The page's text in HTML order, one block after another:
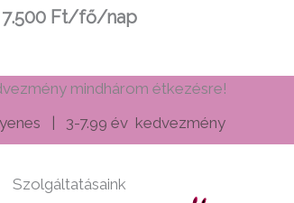
7.500 Ft/fő/nap
mindhárom étkezésre!
| 3-7.99 év kedvezmény
Szolgáltatásaink